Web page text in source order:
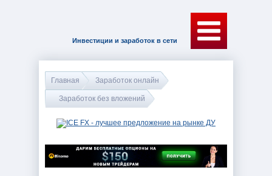
Инвестиции и заработок в сети
Главная Заработок онлайн
Заработок без вложений